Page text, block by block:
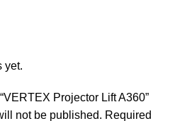
yet.
Projector Lift A360”
not be published. Required